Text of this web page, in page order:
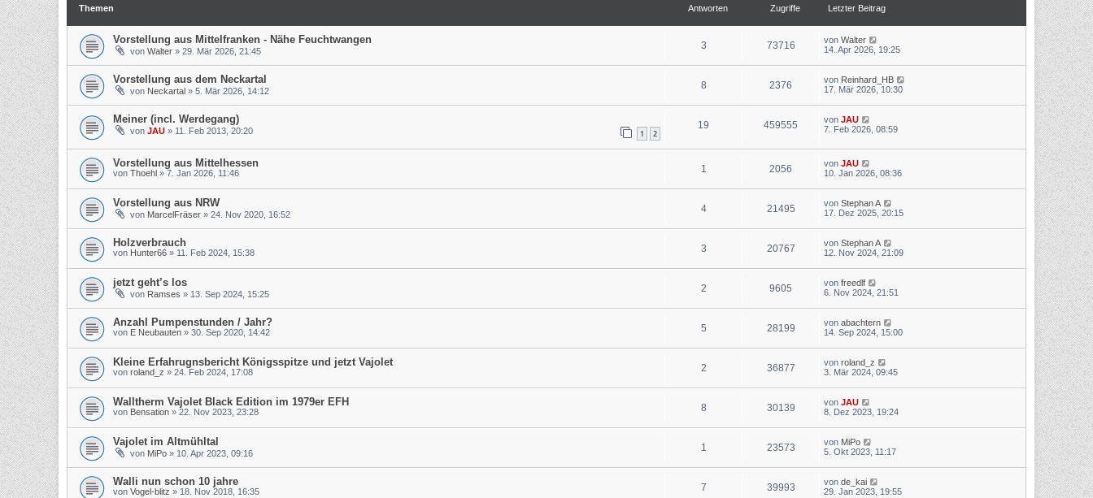
Themen Antworten Zugriffe Letzter Beitrag
Vorstellung aus Mittelfranken - Nähe Feuchtwangen
von Walter » 29. Mär 2026, 21:45 3 73716 von Walter
14. Apr 2026, 19:25
Vorstellung aus dem Neckartal
von Neckartal » 5. Mär 2026, 14:12 8 2376 von Reinhard_HB
17. Mär 2026, 10:30
Meiner (incl. Werdegang)
von JAU » 11. Feb 2013, 20:20 1 2
19 459555 von JAU
7. Feb 2026, 08:59
Vorstellung aus Mittelhessen
von Thoehl » 7. Jan 2026, 11:46 1 2056 von JAU
10. Jan 2026, 08:36
Vorstellung aus NRW
von MarcelFräser » 24. Nov 2020, 16:52 4 21495 von Stephan A
17. Dez 2025, 20:15
Holzverbrauch
von Hunter66 » 11. Feb 2024, 15:38 3 20767 von Stephan A
12. Nov 2024, 21:09
jetzt geht’s los
von Ramses » 13. Sep 2024, 15:25 2 9605 von freedlf
6. Nov 2024, 21:51
Anzahl Pumpenstunden / Jahr?
von E Neubauten » 30. Sep 2020, 14:42 5 28199 von abachtern
14. Sep 2024, 15:00
Kleine Erfahrugnsbericht Königsspitze und jetzt Vajolet
von roland_z » 24. Feb 2024, 17:08 2 36877 von roland_z
3. Mär 2024, 09:45
Walltherm Vajolet Black Edition im 1979er EFH
von Bensation » 22. Nov 2023, 23:28 8 30139 von JAU
8. Dez 2023, 19:24
Vajolet im Altmühltal
von MiPo » 10. Apr 2023, 09:16 1 23573 von MiPo
5. Okt 2023, 11:17
Walli nun schon 10 jahre
von Vogel-blitz » 18. Nov 2018, 16:35 7 39993 von de_kai
29. Jan 2023, 19:55